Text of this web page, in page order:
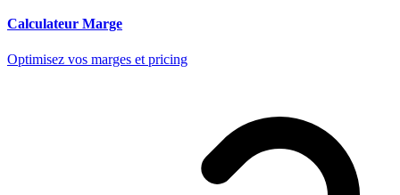
Calculateur Marge
Optimisez vos marges et pricing